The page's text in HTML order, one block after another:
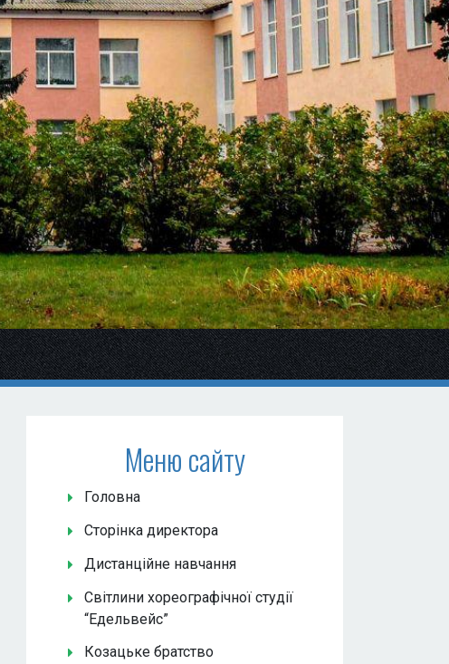
Меню сайту
Головна
Сторінка директора
Дистанційне навчання
Світлини хореографічної студії
“Едельвейс”
Козацьке братство